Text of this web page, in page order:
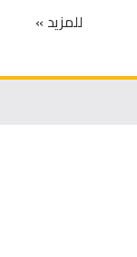
للمزيد »